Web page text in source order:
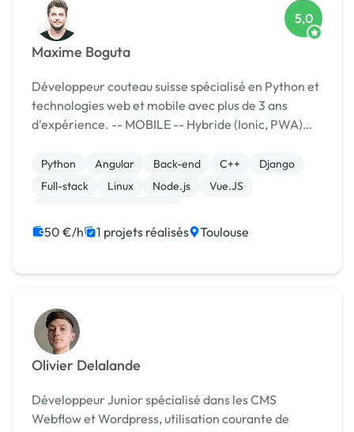
Maxime Boguta
5,0
Développeur couteau suisse spécialisé en Python et
technologies web et mobile avec plus de 3 ans
d'expérience. -- MOBILE -- Hybride (Ionic, PWA)
Angular, AngularJS, HTML/CSS -- SYSTEME -- Py...
Python Angular Back-end C++
Django
Full-stack
Linux Node.js
Vue.JS
50 €/h 1 projets réalisés Toulouse
Olivier Delalande
Développeur Junior spécialisé dans les CMS
Webflow et Wordpress, utilisation courante de